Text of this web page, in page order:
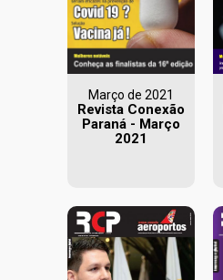
Março de 2021
Revista Conexão
Paraná - Março
2021